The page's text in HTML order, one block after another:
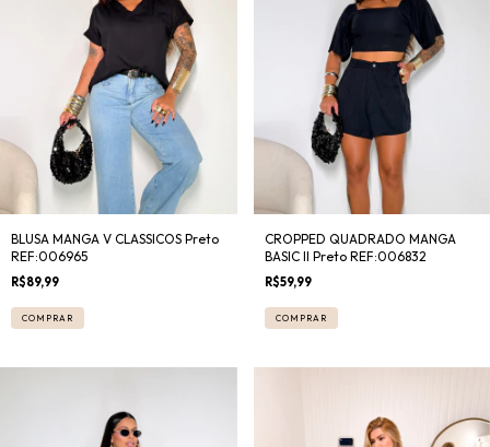
BLUSA MANGA V CLASSICOS Preto
REF:006965
R$89,99
COMPRAR
CROPPED QUADRADO MANGA
BASIC II Preto REF:006832
R$59,99
COMPRAR